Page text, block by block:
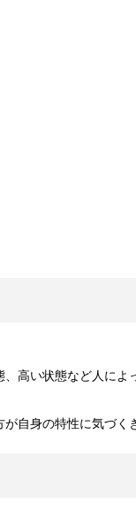
高い状態など人によ
自身の特性に気づく